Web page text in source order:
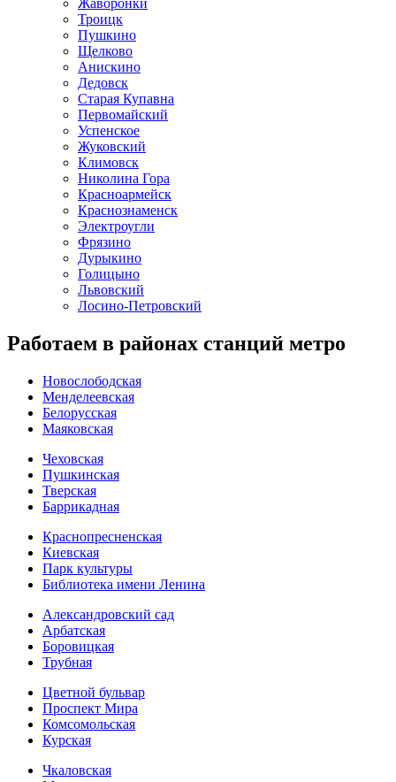
Жаворонки
Троицк
Пушкино
Щелково
Анискино
Дедовск
Старая Купавна
Первомайский
Успенское
Жуковский
Климовск
Николина Гора
Красноармейск
Краснознаменск
Электроугли
Фрязино
Дурыкино
Голицыно
Львовский
Лосино-Петровский
Работаем в районах станций метро
Новослободская
Менделеевская
Белорусская
Маяковская
Чеховская
Пушкинская
Тверская
Баррикадная
Краснопресненская
Киевская
Парк культуры
Библиотека имени Ленина
Александровский сад
Арбатская
Боровицкая
Трубная
Цветной бульвар
Проспект Мира
Комсомольская
Курская
Чкаловская